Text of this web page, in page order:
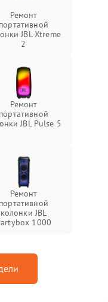
Ремонт
портативной
JBL Xtreme
2
Ремонт
портативной
JBL Pulse 5
Ремонт
портативной
колонки JBL
1000